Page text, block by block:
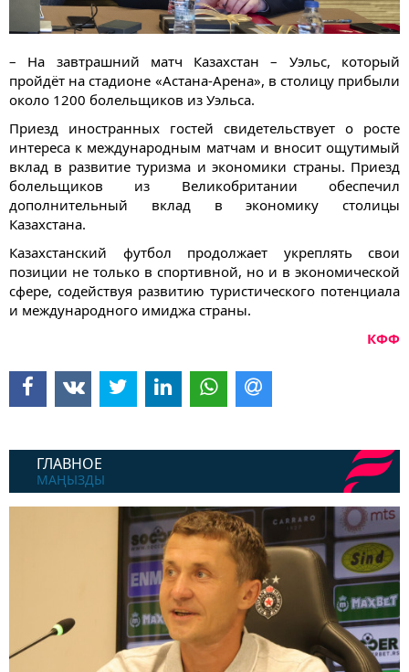
ГЛАВНОЕ
МАҢЫЗДЫ
– На завтрашний матч Казахстан – Уэльс, который
пройдёт на стадионе «Астана-Арена», в столицу прибыли
около 1200 болельщиков из Уэльса.
Приезд иностранных гостей свидетельствует о росте
интереса к международным матчам и вносит ощутимый
вклад в развитие туризма и экономики страны. Приезд
болельщиков из Великобритании обеспечил
дополнительный вклад в экономику столицы
Казахстана.
Казахстанский футбол продолжает укреплять свои
позиции не только в спортивной, но и в экономической
сфере, содействуя развитию туристического потенциала
и международного имиджа страны.
КФФ